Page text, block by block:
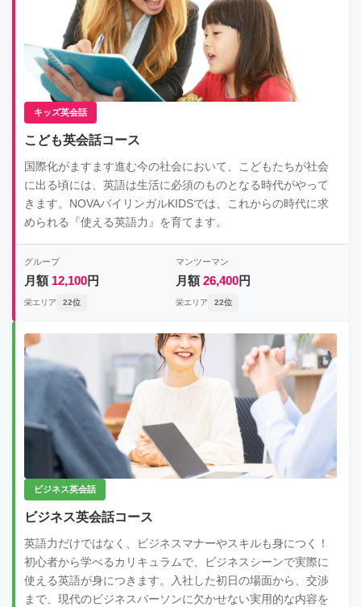
キッズ英会話
こども英会話コース
国際化がますます進む今の社会において、こどもたちが社会
に出る頃には、英語は生活に必須のものとなる時代がやって
きます。NOVAバイリンガルKIDSでは、これからの時代に求
められる『使える英語力』を育てます。
グループ
月額 12,100円
栄エリア 22位
マンツーマン
月額26,400円
栄エリア 22位
ビジネス英会話
ビジネス英会話コース
英語力だけではなく、ビジネスマナーやスキルも身につく！
初心者から学べるカリキュラムで、ビジネスシーンで実際に
使える英語が身につきます。入社した初日の場面から、交渉
まで、現代のビジネスパーソンに欠かせない実用的な内容を